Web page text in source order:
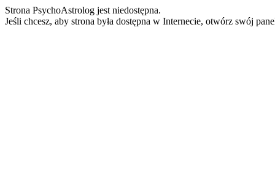
Strona PsychoAstrolog jest niedostępna.
Jeśli chcesz, aby strona była dostępna w Internecie, otwórz swój